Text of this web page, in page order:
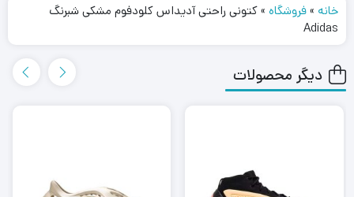
خانه »فروشگاه »کتونی راحتی آدیداس کلودفوم مشکی شبرنگ
Adidas
دیگر محصولات